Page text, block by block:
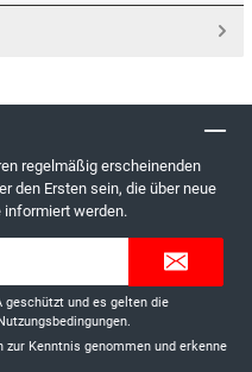
regelmäßig erscheinenden
den Ersten sein, die über neue
informiert werden.
geschützt und es gelten die
Nutzungsbedingungen.
zur Kenntnis genommen und erkenne